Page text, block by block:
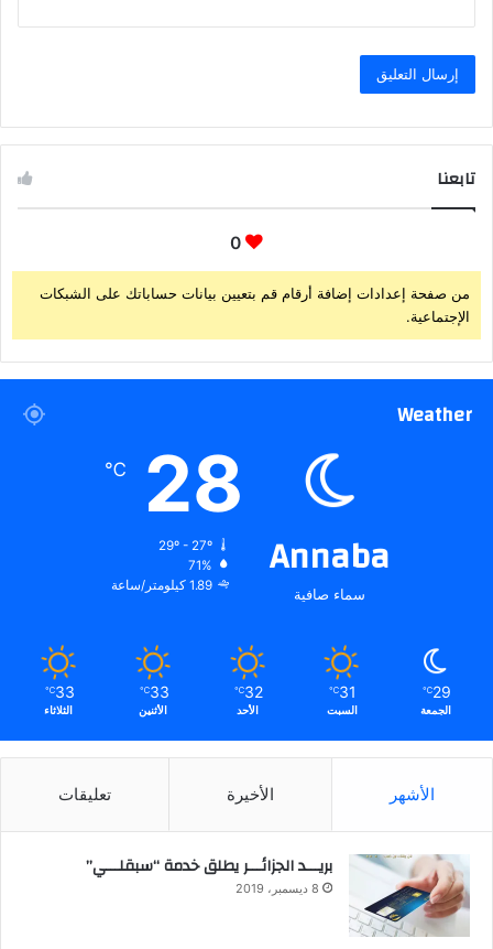
تابعنا
0
من صفحة إعدادات إضافة أرقام قم بتعيين بيانات حساباتك على الشبكات
الإجتماعية.
Weather
Annaba
سماء صافية
28
℃
29º - 27º
71%
1.89 كيلومتر/ساعة
29
℃
الجمعة
31
℃
السبت
32
℃
الأحد
33
℃
الأثنين
33
℃
الثلاثاء
الأشهر الأخيرة تعليقات
بريـــد الجزائـــر يطلق خدمة “سبقلـــي”
8 ديسمبر، 2019